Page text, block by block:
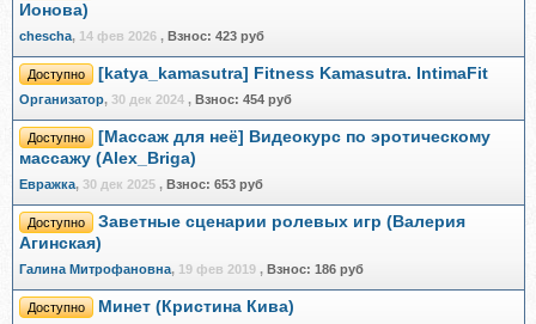
Ионова)
chescha, 14 фев 2026 , Взнос: 423 руб
Доступно [katya_kamasutra] Fitness Kamasutra. IntimaFit
Организатор, 30 дек 2024 , Взнос: 454 руб
Доступно
[Массаж для неё] Видеокурс по эротическому
массажу (Alex_Briga)
Евражкa, 30 дек 2025 , Взнос: 653 руб
Доступно
Заветные сценарии ролевых игр (Валерия
Агинская)
Галина Митрофановна, 19 фев 2019 , Взнос: 186 руб
Доступно Минет (Кристина Кива)